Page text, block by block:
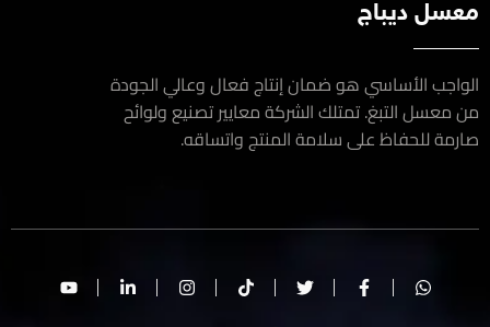
ديباج
الأساسي هو ضمان إنتاج فعال وعالي الجودة
التبغ. تمتلك الشركة معايير تصنيع ولوائح
للحفاظ على سلامة المنتج واتساقه.